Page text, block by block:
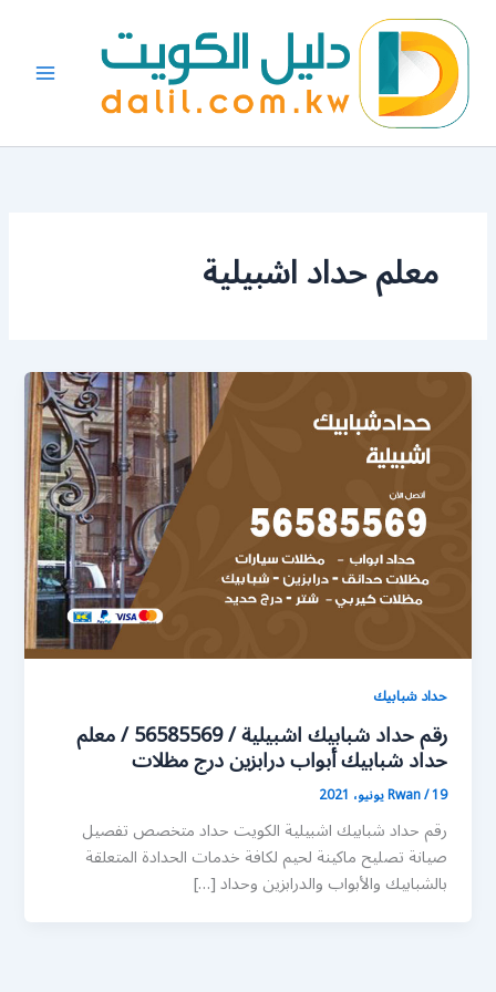
المحتوى
معلم حداد اشبيلية
حداد شبابيك
رقم حداد شبابيك اشبيلية / 56585569 / معلم
حداد شبابيك أبواب درابزين درج مظلات
Rwan/19 يونيو، 2021
رقم حداد شبابيك اشبيلية الكويت حداد متخصص تفصيل
صيانة تصليح ماكينة لحيم لكافة خدمات الحدادة المتعلقة
بالشبابيك والأبواب والدرابزين وحداد […]